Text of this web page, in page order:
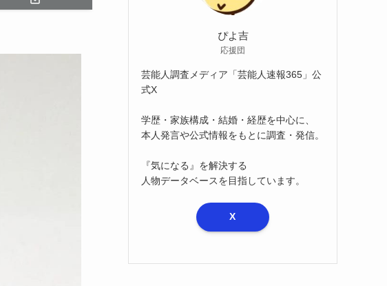
ぴよ吉
応援団
芸能人調査メディア「芸能人速報365」公
式X
学歴・家族構成・結婚・経歴を中心に、
本人発言や公式情報をもとに調査・発信。
『気になる』を解決する
人物データベースを目指しています。
X